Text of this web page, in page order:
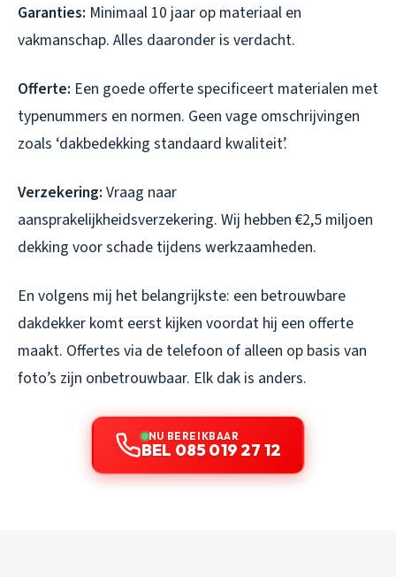
Garanties: Minimaal 10 jaar op materiaal en
vakmanschap. Alles daaronder is verdacht.
Offerte: Een goede offerte specificeert materialen met
typenummers en normen. Geen vage omschrijvingen
zoals ‘dakbedekking standaard kwaliteit’.
Verzekering: Vraag naar
aansprakelijkheidsverzekering. Wij hebben €2,5 miljoen
dekking voor schade tijdens werkzaamheden.
En volgens mij het belangrijkste: een betrouwbare
dakdekker komt eerst kijken voordat hij een offerte
maakt. Offertes via de telefoon of alleen op basis van
foto’s zijn onbetrouwbaar. Elk dak is anders.
NU BEREIKBAAR
BEL 085 019 27 12